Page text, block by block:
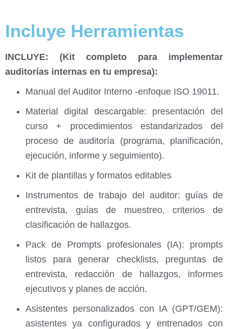
Incluye Herramientas
INCLUYE: (Kit completo para implementar
auditorías internas en tu empresa):
Manual del Auditor Interno -enfoque ISO 19011.
Material digital descargable: presentación del
curso + procedimientos estandarizados del
proceso de auditoría (programa, planificación,
ejecución, informe y seguimiento).
Kit de plantillas y formatos editables
Instrumentos de trabajo del auditor: guías de
entrevista, guías de muestreo, criterios de
clasificación de hallazgos.
Pack de Prompts profesionales (IA): prompts
listos para generar checklists, preguntas de
entrevista, redacción de hallazgos, informes
ejecutivos y planes de acción.
Asistentes personalizados con IA (GPT/GEM):
asistentes ya configurados y entrenados con